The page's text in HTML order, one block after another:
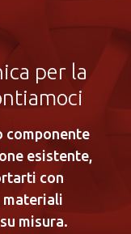
per la
componente
esistente,
con
materiali
misura.